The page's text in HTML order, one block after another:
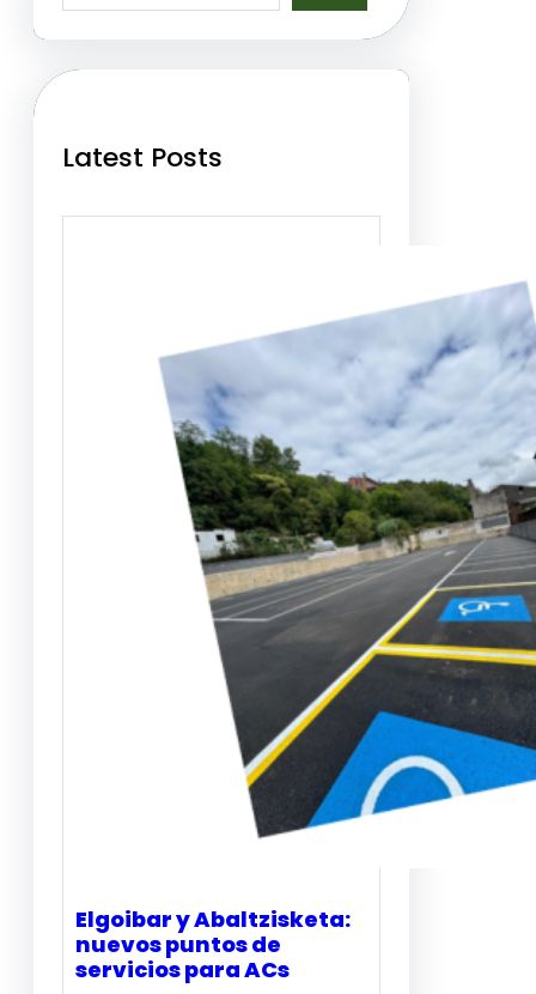
a
h
Latest Posts
Elgoibar y Abaltzisketa:
nuevos puntos de
servicios para ACs